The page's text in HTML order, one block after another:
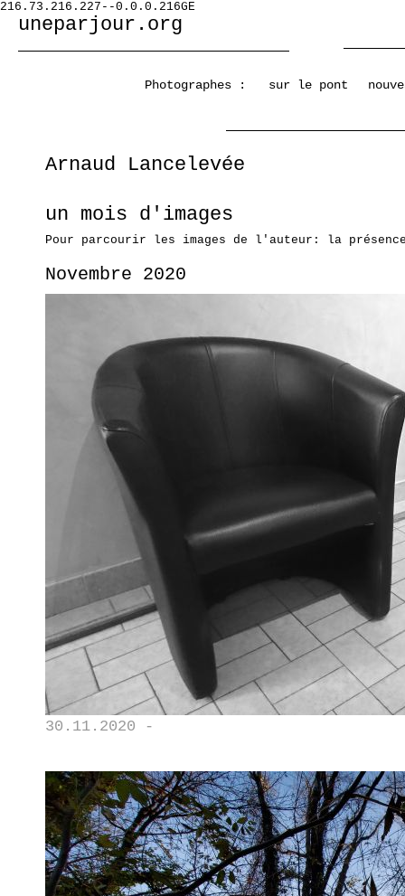
216.73.216.227--0.0.0.216GE
uneparjour.org
Photographes : sur le pont
Arnaud Lancelevée
un mois d'images
Pour parcourir les images de l'auteur: la
Novembre 2020
30.11.2020 -